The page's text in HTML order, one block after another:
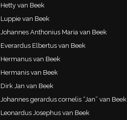
Hetty van Beek
Luppie van Beek
Johannes Anthonius Maria van Beek
Everardus Elbertus van Beek
Hermanus van Beek
Hermanis van Beek
Dirk Jan van Beek
Johannes gerardus cornelis “Jan” van Beek
Leonardus Josephus van Beek